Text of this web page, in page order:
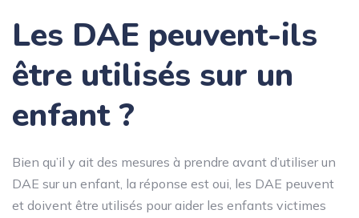
Les DAE peuvent-ils
être utilisés sur un
enfant ?
Bien qu’il y ait des mesures à prendre avant d’utiliser un
DAE sur un enfant, la réponse est oui, les DAE peuvent
et doivent être utilisés pour aider les enfants victimes